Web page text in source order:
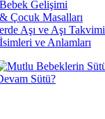
Gelişimi
Çocuk Masalları
Aşı ve Aşı Takvimi
ve Anlamları